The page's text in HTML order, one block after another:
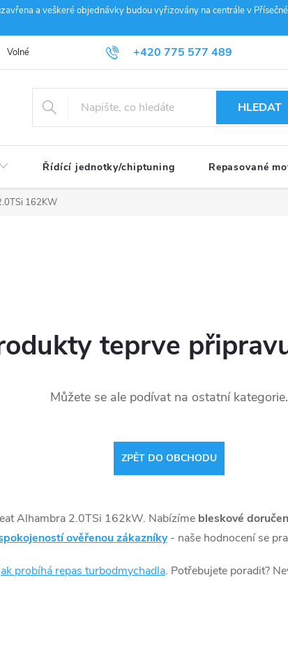
a veškeré objednávky budou vyřizovány na centrále v
+420 775 577 489
info@janousek-motorsport.cz
Volné pozice Obchodní podmínky Reklamace
HLEDAT
Řídící jednotky/chiptuning Repasované
162KW
teprve
Můžete se ale podívat na ostatní kategorie.
ZPĚT DO OBCHODU
Alhambra 2.0TSi 162kW. Nabízíme bleskové
ověřenou zákazníky - naše hodnocení se
probíhá repas turbodmychadla. Potřebujete poradit?